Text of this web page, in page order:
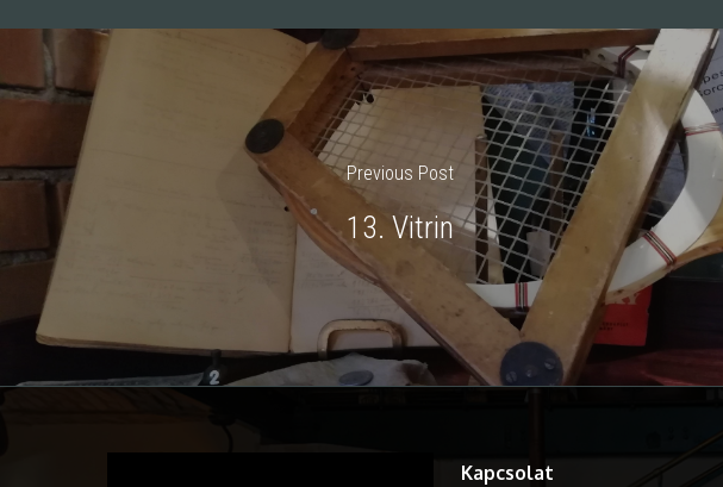
Previous Post
13. Vitrin
Kapcsolat